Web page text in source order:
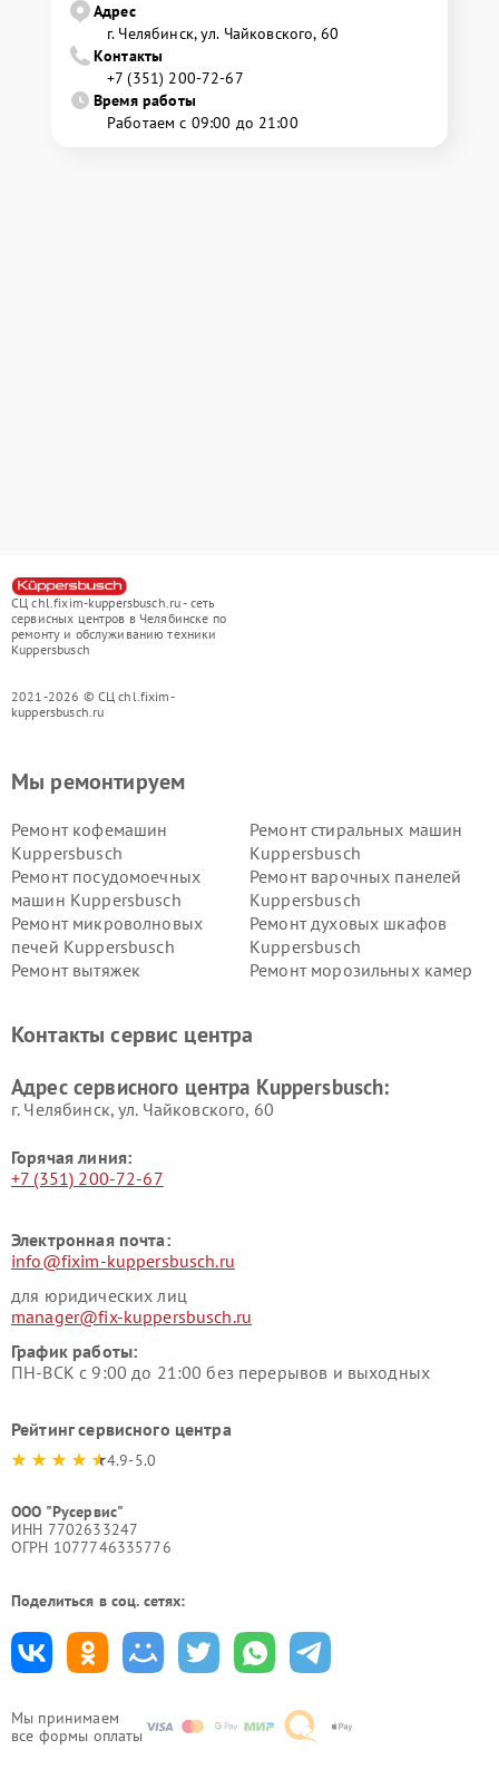
Адрес
г. Челябинск, ул. Чайковского, 60
Контакты
+7 (351) 200-72-67
Время работы
Работаем с 09:00 до 21:00
СЦ chl.fixim-kuppersbusch.ru - сеть
сервисных центров в Челябинске по
ремонту и обслуживанию техники
Kuppersbusch
2021-2026 © СЦ chl.fixim-
kuppersbusch.ru
Мы принимаем
все формы оплаты
Мы ремонтируем
Ремонт кофемашин
Kuppersbusch
Ремонт стиральных машин
Kuppersbusch
Ремонт посудомоечных
машин Kuppersbusch
Ремонт варочных панелей
Kuppersbusch
Ремонт микроволновых
печей Kuppersbusch
Ремонт духовых шкафов
Kuppersbusch
Ремонт вытяжек
Ремонт морозильных камер
Kuppersbusch
вакуумных упаковщиков
Ремонт сушильных машин Kuppersbusch
Контакты сервис центра
Адрес сервисного центра Kuppersbusch:
г. Челябинск, ул. Чайковского, 60
Горячая линия:
+7 (351) 200-72-67
Электронная почта:
info@fixim-kuppersbusch.ru
для юридических лиц
manager@fix-kuppersbusch.ru
График работы:
ПН-ВСК с 9:00 до 21:00 без перерывов и выходных
Рейтинг сервисного центра
4.9-5.0
ООО "Русервис"
ИНН 7702633247
ОГРН 1077746335776
Поделиться в соц. сетях: